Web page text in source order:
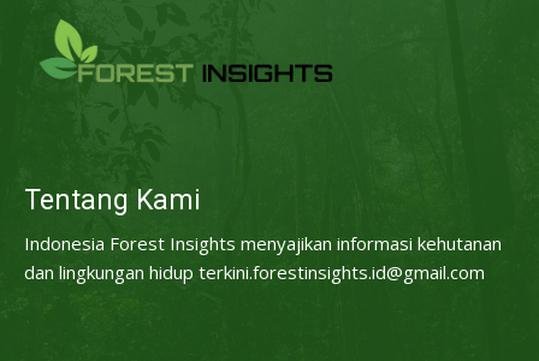
Tentang Kami
Indonesia Forest Insights menyajikan informasi kehutanan
dan lingkungan hidup terkini.forestinsights.id@gmail.com